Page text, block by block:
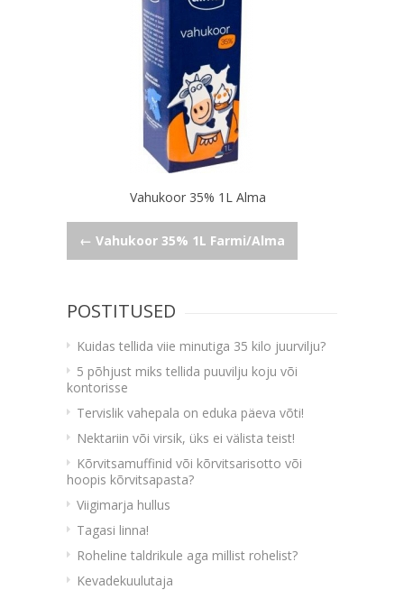
Vahukoor 35% 1L Alma
Navigeerimine
← Vahukoor 35% 1L Farmi/Alma
POSTITUSED
Kuidas tellida viie minutiga 35 kilo juurvilju?
5 põhjust miks tellida puuvilju koju või
kontorisse
Tervislik vahepala on eduka päeva võti!
Nektariin või virsik, üks ei välista teist!
Kõrvitsamuffinid või kõrvitsarisotto või
hoopis kõrvitsapasta?
Viigimarja hullus
Tagasi linna!
Roheline taldrikule aga millist rohelist?
Kevadekuulutaja